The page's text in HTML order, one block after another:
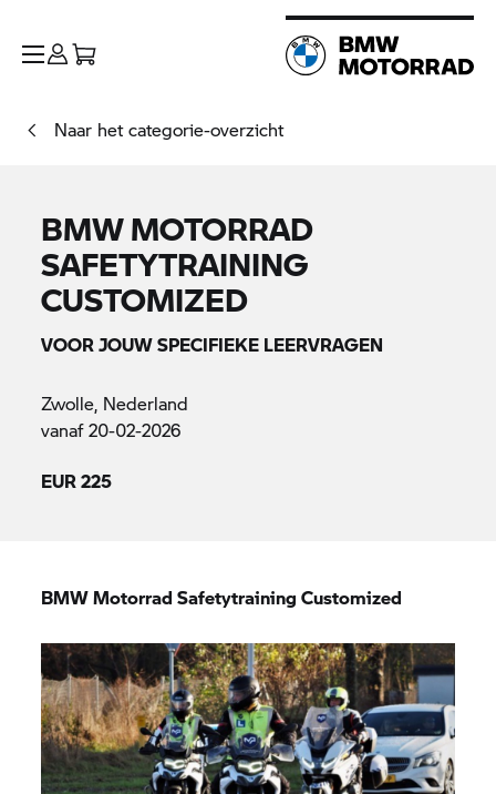
Naar het categorie-overzicht
BMW MOTORRAD
SAFETYTRAINING
CUSTOMIZED
VOOR JOUW SPECIFIEKE LEERVRAGEN
Zwolle, Nederland
vanaf 20-02-2026
EUR 225
BMW Motorrad Safetytraining Customized